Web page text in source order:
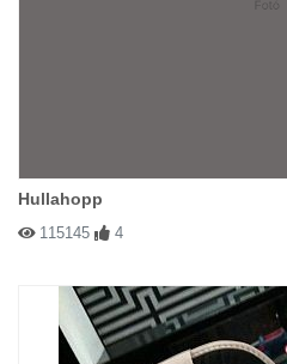
Hullahopp
115145 4